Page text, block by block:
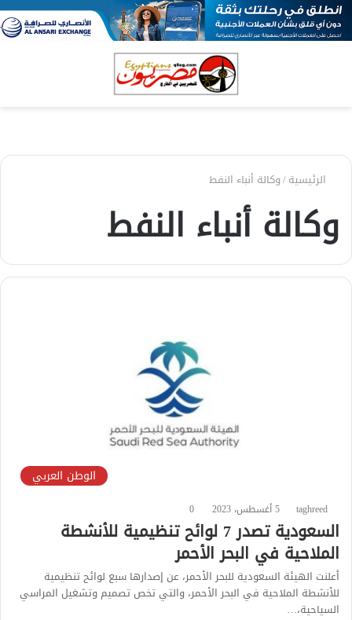
الرئيسية/وكالة أنباء النفط
وكالة أنباء النفط
الوطن العربي
taghreed 5 أغسطس، 2023 0
السعودية تصدر 7 لوائح تنظيمية للأنشطة
الملاحية في البحر الأحمر
أعلنت الهيئة السعودية للبحر الأحمر، عن إصدارها سبع لوائح تنظيمية
للأنشطة الملاحية في البحر الأحمر، والتي تخص تصميم وتشغيل المراسي
السياحية،…